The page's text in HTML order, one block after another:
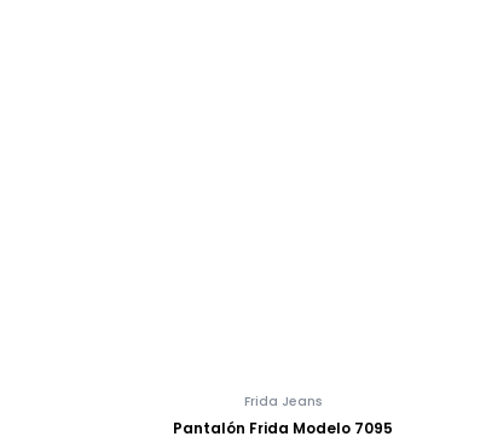
Frida Jeans
Pantalón Frida Modelo 7095